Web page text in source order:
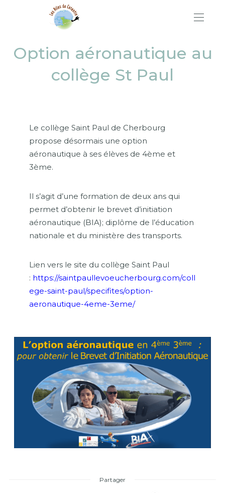
Option aéronautique au
collège St Paul
Le collège Saint Paul de Cherbourg
propose désormais une option
aéronautique à ses élèves de 4ème et
3ème.
Il s’agit d’une formation de deux ans qui
permet d’obtenir le brevet d’initiation
aéronautique (BIA); diplôme de l’éducation
nationale et du ministère des transports.
Lien vers le site du collège Saint Paul
: https://saintpaullevoeucherbourg.com/coll
ege-saint-paul/specifites/option-
aeronautique-4eme-3eme/
Partager